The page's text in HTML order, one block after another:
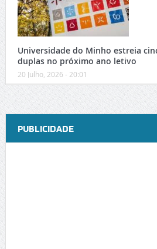
Universidade do Minho estreia
duplas no próximo ano letivo
20 Julho, 2026 - 20:01
PUBLICIDADE